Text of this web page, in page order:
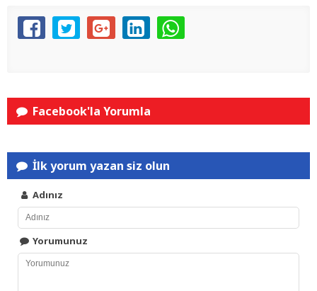
Facebook'la Yorumla
İlk yorum yazan siz olun
Adınız
Yorumunuz